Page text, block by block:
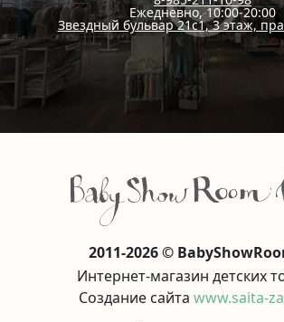
Ежедневно, 10:00-20:00
Звездный бульвар 21с1, 3 этаж,
2011-2026 ©
Интернет-магазин детских
Создание сайта www.saita-